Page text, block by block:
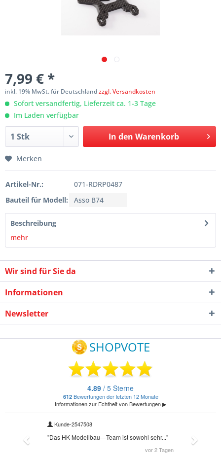
7,99 € *
inkl. 19% MwSt. für Deutschlandzzgl. Versandkosten
Sofort versandfertig, Lieferzeit ca. 1-3 Tage
Im Laden verfügbar
In den Warenkorb
Merken
Artikel-Nr.:
071-RDRP0487
Bauteil für Modell:
Asso B74
Beschreibung
mehr
Wir sind für Sie da
Informationen
Newsletter